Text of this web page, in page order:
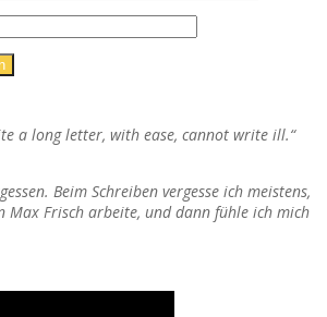
a long letter, with ease, cannot write ill.“
Beim Schreiben vergesse ich meistens,
Max Frisch arbeite, und dann fühle ich mich